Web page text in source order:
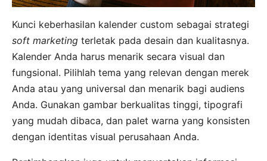
Kunci keberhasilan kalender custom sebagai strategi
soft marketing terletak pada desain dan kualitasnya.
Kalender Anda harus menarik secara visual dan
fungsional. Pilihlah tema yang relevan dengan merek
Anda atau yang universal dan menarik bagi audiens
Anda. Gunakan gambar berkualitas tinggi, tipografi
yang mudah dibaca, dan palet warna yang konsisten
dengan identitas visual perusahaan Anda.